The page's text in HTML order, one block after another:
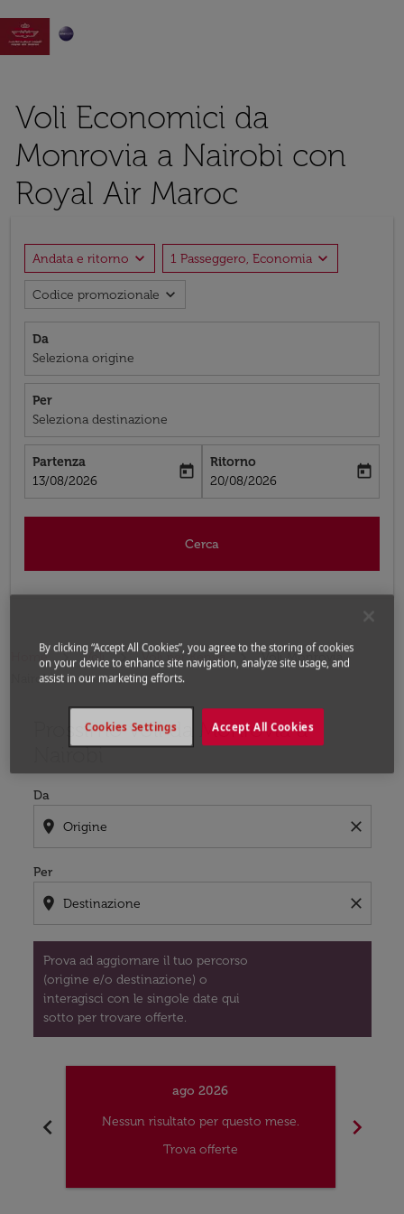

Voli Economici da
Monrovia a Nairobi con
Royal Air Maroc
Andata e ritorno expand_more 1 Passeggero, Economia expand_more
Codice promozionale expand_more
Da
Seleziona origine
Per
Seleziona destinazione
Partenza
fc-booking-departure-date-aria-label
13/08/2026
today
Ritorno
fc-booking-return-date-aria-label
20/08/2026
today
Cerca
Home Voli Voli per Kenya
Voli Monrovia -
Nairobi
Prossimo voli da Monrovia a
Nairobi
Da
location_on close
Per
location_on close
Prova ad aggiornare il tuo percorso
(origine e/o destinazione) o
interagisci con le singole date qui
sotto per trovare offerte.
Prova ad aggiornare il tuo percorso (origine e/o
chevron_left
ago 2026
Nessun risultato per questo mese.
Trova offerte
chevron_right
By clicking “Accept All Cookies”, you agree to the storing of cookies
on your device to enhance site navigation, analyze site usage, and
assist in our marketing efforts.
Accept All Cookies
Cookies Settings